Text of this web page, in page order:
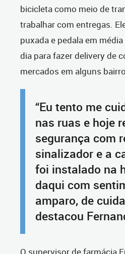
bicicleta como meio de
trabalhar com entregas.
puxada e pedala em
dia para fazer delivery de
mercados em alguns
“Eu tento me
nas ruas e hoje
segurança com
sinalizador e a
foi instalado na
daqui com
amparo, de
destacou